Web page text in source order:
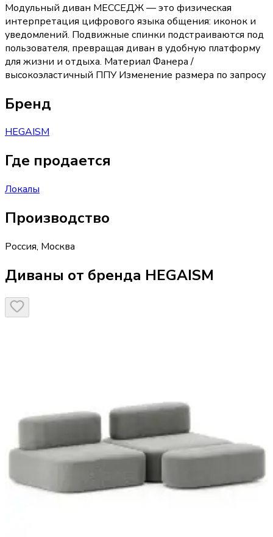
Модульный диван МЕССЕДЖ — это физическая
интерпретация цифрового языка общения: иконок и
уведомлений. Подвижные спинки подстраиваются под
пользователя, превращая диван в удобную платформу
для жизни и отдыха. Материал Фанера /
высокоэластичный ППУ Изменение размера по запросу
Бренд
HEGAISM
Где продается
Локалы
Производство
Россия, Москва
Диваны от бренда HEGAISM